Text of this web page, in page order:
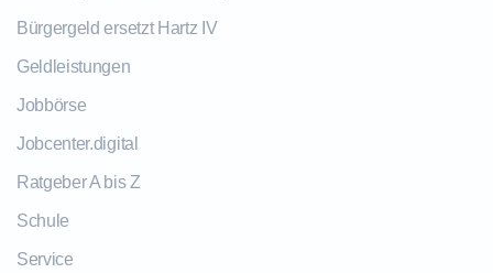
Bürgergeld ersetzt Hartz IV
Geldleistungen
Jobbörse
Jobcenter.digital
Ratgeber A bis Z
Schule
Service